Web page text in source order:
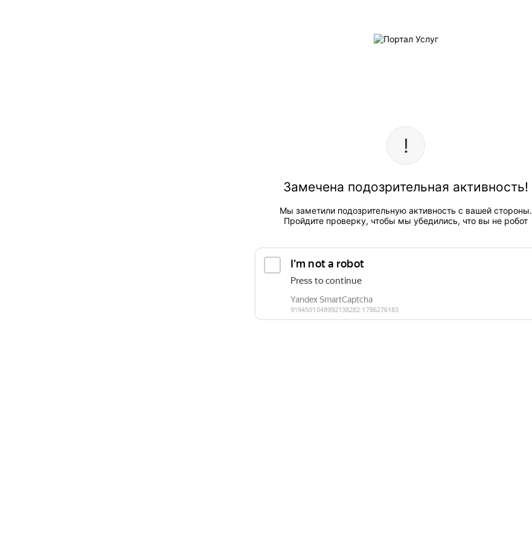
Замечена подозрительная активность!
Мы заметили подозрительную активность с вашей стороны.
Пройдите проверку, чтобы мы убедились, что вы не робот